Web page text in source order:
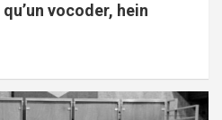
vocoder, hein